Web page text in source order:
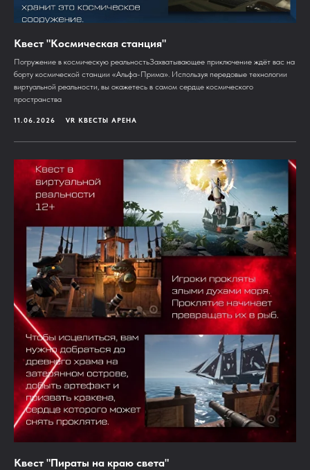
Квест "Космическая станция"
Погружение в космическую реальностьЗахватывающее приключение ждёт вас на
борту космической станции «Альфа-Прима». Используя передовые технологии
виртуальной реальности, вы окажетесь в самом сердце космического
пространства
11.06.2026 VR КВЕСТЫ АРЕНА
Квест "Пираты на краю света"